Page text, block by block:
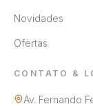
Novidades
Ofertas
CONTATO &
Av. Fernando